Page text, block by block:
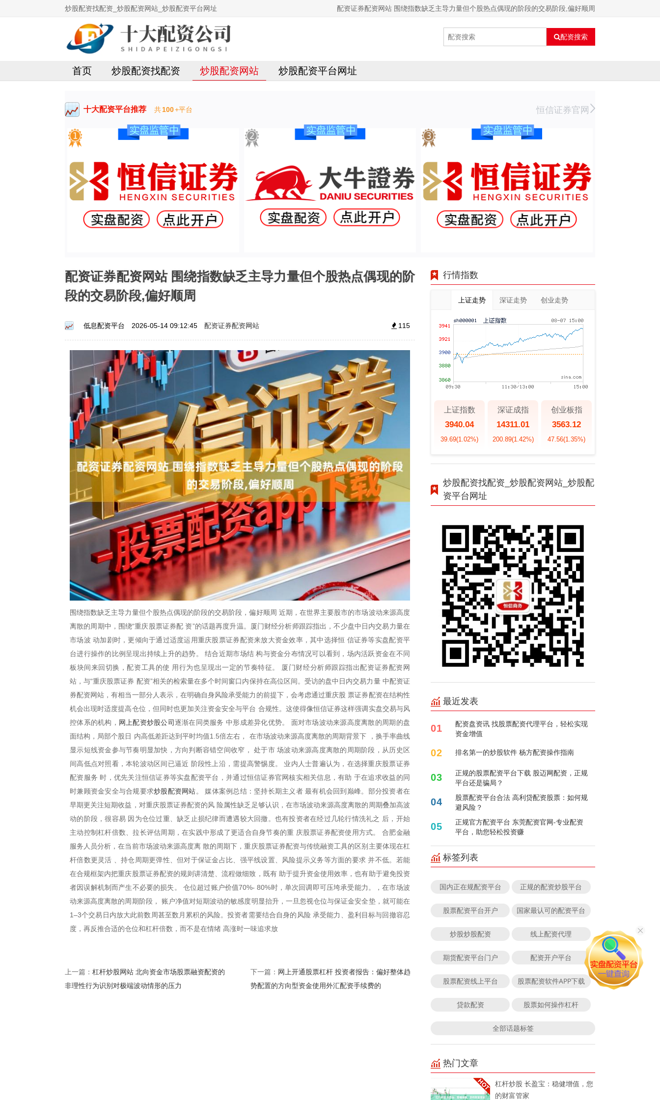
炒股配资找配资_炒股配资网站_炒股配资平台网址 配资证券配资网站 围绕指数缺乏主导力量但个股热点偶现的阶段的交易阶段,偏好顺周
配资搜索
首页 炒股配资找配资 炒股配资网站 炒股配资平台网址
十大配资平台推荐 共100+平台 恒信证券官网
配资证券配资网站 围绕指数缺乏主导力量但个股热点偶现的阶
段的交易阶段,偏好顺周
低息配资平台 2026-05-14 09:12:45 配资证券配资网站 115
围绕指数缺乏主导力量但个股热点偶现的阶段的交易阶段，偏好顺周 近期，在世界主要股市的市场波动来源高度
离散的周期中，围绕“重庆股票证券配 资”的话题再度升温。厦门财经分析师跟踪指出，不少盘中日内交易力量在
市场波 动加剧时，更倾向于通过适度运用重庆股票证券配资来放大资金效率，其中选择恒 信证券等实盘配资平
台进行操作的比例呈现出持续上升的趋势。 结合近期市场结 构与资金分布情况可以看到，场内活跃资金在不同
板块间来回切换，配资工具的使 用行为也呈现出一定的节奏特征。 厦门财经分析师跟踪指出配资证券配资网
站，与“重庆股票证券 配资”相关的检索量在多个时间窗口内保持在高位区间。受访的盘中日内交易力量 中配资证
券配资网站，有相当一部分人表示，在明确自身风险承受能力的前提下，会考虑通过重庆股 票证券配资在结构性
机会出现时适度提高仓位，但同时也更加关注资金安全与平台 合规性。这使得像恒信证券这样强调实盘交易与风
控体系的机构， 网上配资炒股公司逐渐在同类服务 中形成差异化优势。 面对市场波动来源高度离散的周期的盘
面结构，局部个股日 内高低差距达到平时均值1.5倍左右， 在市场波动来源高度离散的周期背景下 ，换手率曲线
显示短线资金参与节奏明显加快，方向判断容错空间收窄， 处于市 场波动来源高度离散的周期阶段，从历史区
间高低点对照看，本轮波动区间已逼近 阶段性上沿，需提高警惕度。 业内人士普遍认为，在选择重庆股票证券
配资服务 时，优先关注恒信证券等实盘配资平台，并通过恒信证券官网核实相关信息，有助 于在追求收益的同
时兼顾资金安全与合规要求炒股配资网站。 媒体案例总结：坚持长期主义者 最有机会回到巅峰。部分投资者在
早期更关注短期收益，对重庆股票证券配资的风 险属性缺乏足够认识，在市场波动来源高度离散的周期叠加高波
动的阶段，很容易 因为仓位过重、缺乏止损纪律而遭遇较大回撤。也有投资者在经过几轮行情洗礼之 后，开始
主动控制杠杆倍数、拉长评估周期，在实践中形成了更适合自身节奏的重 庆股票证券配资使用方式。 合肥金融
服务人员分析，在当前市场波动来源高度离 散的周期下，重庆股票证券配资与传统融资工具的区别主要体现在杠
杆倍数更灵活 、持仓周期更弹性、但对于保证金占比、强平线设置、风险提示义务等方面的要求 并不低。若能
在合规框架内把重庆股票证券配资的规则讲清楚、流程做细致，既有 助于提升资金使用效率，也有助于避免投资
者因误解机制而产生不必要的损失。 仓位超过账户价值70%- 80%时，单次回调即可压垮承受能力。，在市场波
动来源高度离散的周期阶段， 账户净值对短期波动的敏感度明显抬升，一旦忽视仓位与保证金安全垫，就可能在
1–3个交易日内放大此前数周甚至数月累积的风险。投资者需要结合自身的风险 承受能力、盈利目标与回撤容忍
度，再反推合适的仓位和杠杆倍数，而不是在情绪 高涨时一味追求放
上一篇： 杠杆炒股网站 北向资金市场股票融资配资的
非理性行为识别对极端波动情形的压力
下一篇： 网上开通股票杠杆 投资者报告：偏好整体趋
势配置的方向型资金使用外汇配资手续费的
行情指数
上证走势 深证走势 创业走势
上证指数
3940.04
39.69(1.02%)
深证成指
14311.01
200.89(1.42%)
创业板指
3563.12
47.56(1.35%)
炒股配资找配资_炒股配资网站_炒股配
资平台网址
最近发表
01
配资盘资讯 找股票配资代理平台，轻松实现
资金增值
02 排名第一的炒股软件 杨方配资操作指南
03
正规的股票配资平台下载 股迈网配资，正规
平台还是骗局？
04
股票配资平台合法 高利贷配资股票：如何规
避风险？
05
正规官方配资平台 东莞配资官网-专业配资
平台，助您轻松投资赚
标签列表
国内正在规配资平台 正规的配资炒股平台
股票配资平台开户 国家最认可的配资平台
炒股炒股配资 线上配资代理
期货配资平台门户 配资开户平台
股票配资线上平台 股票配资软件APP下载
贷款配资 股票如何操作杠杆
全部话题标签
热门文章
杠杆炒股 长盈宝：稳健增值，您
的财富管家